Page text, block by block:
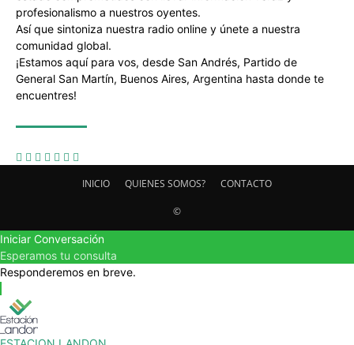
profesionalismo a nuestros oyentes.
Así que sintoniza nuestra radio online y únete a nuestra
comunidad global.
¡Estamos aquí para vos, desde San Andrés, Partido de
General San Martín, Buenos Aires, Argentina hasta donde te
encuentres!
INICIO QUIENES SOMOS? CONTACTO
©
Iniciar Conversación
Esperamos tu consulta
Responderemos en breve.